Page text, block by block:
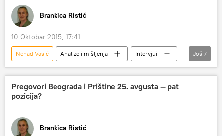
Brankica Ristić
10 Oktobar 2015, 17:41
Nenad Vasić Analize i mišljenja
Intervjui
Srbija
Amerika
Institut za međunarodnu politiku i privredu
zakon
Još 7
Pregovori Beograda i Prištine 25. avgusta — pat
pozicija?
Brankica Ristić